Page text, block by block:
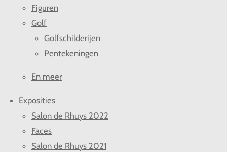
Figuren
Golf
Golfschilderijen
Pentekeningen
En meer
Exposities
Salon de Rhuys 2022
Faces
Salon de Rhuys 2021